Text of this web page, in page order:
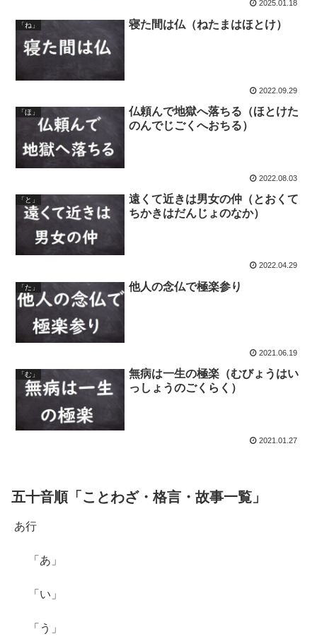
2025.01.18
「ね」 寝た間は仏（ねたまはほとけ）
2022.09.29
「ほ」
仏頼んで地獄へ落ちる（ほとけた
のんでじごくへおちる）
2022.08.03
「と」
遠くて近きは男女の仲（とおくて
ちかきはだんじょのなか）
2022.04.29
「た」 他人の念仏で極楽参り
2021.06.19
「む」
無病は一生の極楽（むびょうはい
っしょうのごくらく）
2021.01.27
五十音順「ことわざ・格言・故事一覧」
あ行
「あ」
「い」
「う」